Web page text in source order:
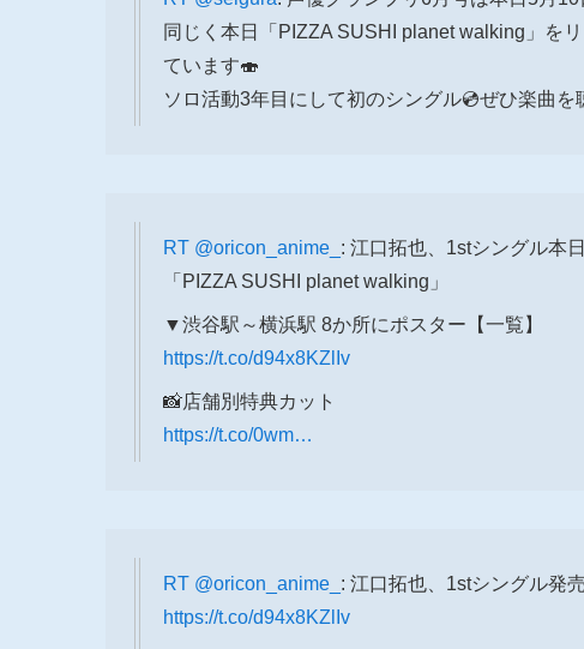
同じく本日「PIZZA SUSHI planet walking」を
ています🍣
ソロ活動3年目にして初のシングル💿ぜひ楽曲
RT @oricon_anime_ : 江口拓也、1stシングル本
「PIZZA SUSHI planet walking」
▼渋谷駅～横浜駅 8か所にポスター【一覧】
https://t.co/d94x8KZlIv
📸店舗別特典カット
https://t.co/0wm…
RT @oricon_anime_ : 江口拓也、1stシングル発
https://t.co/d94x8KZlIv